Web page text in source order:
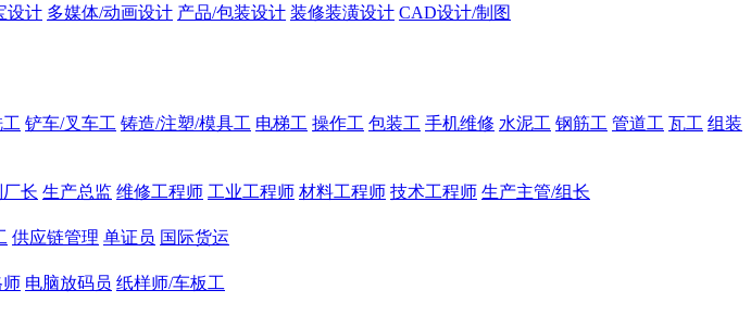
设计 多媒体/动画设计 产品/包装设计 装修装潢设计 CAD设计/制图
铲车/叉车工 铸造/注塑/模具工 电梯工 操作工 包装工 手机维修 水泥工 钢筋工 管道工 瓦工 组装
长 生产总监 维修工程师 工业工程师 材料工程师 技术工程师 生产主管/组长
供应链管理 单证员 国际货运
师 电脑放码员 纸样师/车板工